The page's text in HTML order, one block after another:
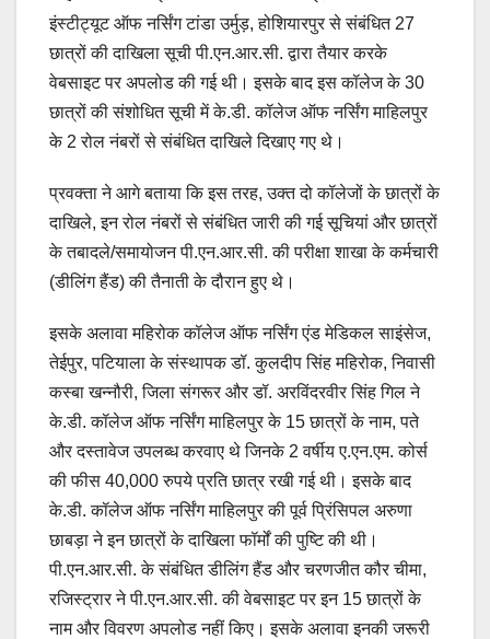
इंस्टीट्यूट ऑफ नर्सिंग टांडा उर्मुड़, होशियारपुर से संबंधित 27
छात्रों की दाखिला सूची पी.एन.आर.सी. द्वारा तैयार करके
वेबसाइट पर अपलोड की गई थी। इसके बाद इस कॉलेज के 30
छात्रों की संशोधित सूची में के.डी. कॉलेज ऑफ नर्सिंग माहिलपुर
के 2 रोल नंबरों से संबंधित दाखिले दिखाए गए थे।
प्रवक्ता ने आगे बताया कि इस तरह, उक्त दो कॉलेजों के छात्रों के
दाखिले, इन रोल नंबरों से संबंधित जारी की गई सूचियां और छात्रों
के तबादले/समायोजन पी.एन.आर.सी. की परीक्षा शाखा के कर्मचारी
(डीलिंग हैंड) की तैनाती के दौरान हुए थे।
इसके अलावा महिरोक कॉलेज ऑफ नर्सिंग एंड मेडिकल साइंसेज,
तेईपुर, पटियाला के संस्थापक डॉ. कुलदीप सिंह महिरोक, निवासी
कस्बा खन्नौरी, जिला संगरूर और डॉ. अरविंदरवीर सिंह गिल ने
के.डी. कॉलेज ऑफ नर्सिंग माहिलपुर के 15 छात्रों के नाम, पते
और दस्तावेज उपलब्ध करवाए थे जिनके 2 वर्षीय ए.एन.एम. कोर्स
की फीस 40,000 रुपये प्रति छात्र रखी गई थी। इसके बाद
के.डी. कॉलेज ऑफ नर्सिंग माहिलपुर की पूर्व प्रिंसिपल अरुणा
छाबड़ा ने इन छात्रों के दाखिला फॉर्मों की पुष्टि की थी।
पी.एन.आर.सी. के संबंधित डीलिंग हैंड और चरणजीत कौर चीमा,
रजिस्ट्रार ने पी.एन.आर.सी. की वेबसाइट पर इन 15 छात्रों के
नाम और विवरण अपलोड नहीं किए। इसके अलावा इनकी जरूरी